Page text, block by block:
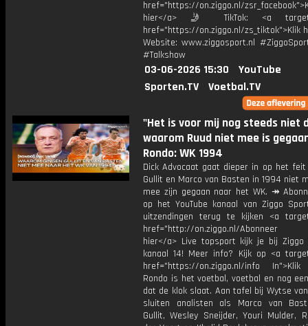
href="https://on.ziggo.nl/
hier</a> 🤳 TikTok: <a
href="https://on.ziggo.nl/zs_tiktok">Klik
Website: www.ziggosport.nl
#Talkshow
03-06-2026 15:30
YouTube
Sporten.TV
Voetbal.TV
"Het is voor mij nog steeds niet
waarom Ruud niet mee is
Rondo: WK 1994
Dick Advocaat gaat dieper in op het
Gullit en Marco van Basten in 1994 niet
mee zijn gegaan naar het WK. ↠
op het YouTube kanaal van Ziggo
uitzendingen terug te kijken <a
href="http://on.ziggo.nl/
hier</a> Live topsport kijk je bij
kanaal 14! Meer info? Kijk op <a
href="https://on.ziggo.nl/info
Rondo is het voetbal, voetbal en nog
dat de klok slaat. Aan tafel bij Wytse
sluiten analisten als Marco van
Gullit, Wesley Sneijder, Youri Mulder,